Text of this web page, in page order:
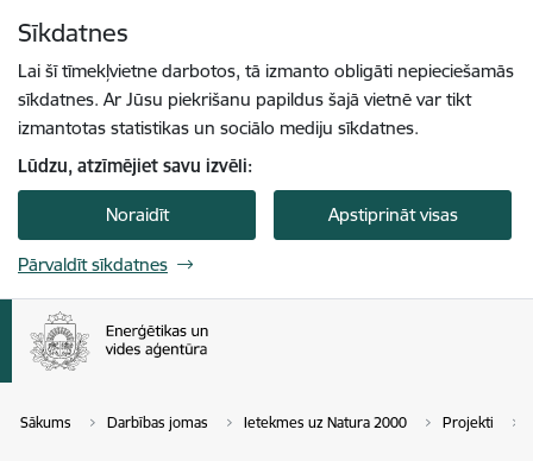
Sīkdatnes
Lai šī tīmekļvietne darbotos, tā izmanto obligāti nepieciešamās
sīkdatnes. Ar Jūsu piekrišanu papildus šajā vietnē var tikt
izmantotas statistikas un sociālo mediju sīkdatnes.
Lūdzu, atzīmējiet savu izvēli:
Noraidīt Apstiprināt visas
Pārvaldīt sīkdatnes
Sākums Darbības jomas Ietekmes uz Natura 2000 Projekti